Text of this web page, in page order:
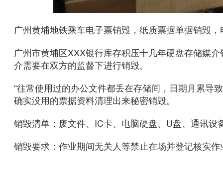
广州黄埔地铁乘车电子票销毁，纸质票据单据销毁
广州市黄埔区XXX银行库存积压十几年硬盘存储媒
介需要在双方的监督下进行销毁。
“往常使用过的办公文件都丢在存储间，日期月累导
确实没用的票据资料清理出来秘密销毁。
销毁清单：废文件、IC卡、电脑硬盘、U盘、通讯设
销毁要求：作业期间无关人等禁止在场并登记核实